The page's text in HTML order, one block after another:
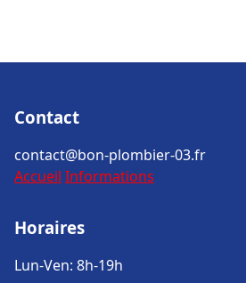
Contact
contact@bon-plombier-03.fr
Accueil Informations
Horaires
Lun-Ven: 8h-19h